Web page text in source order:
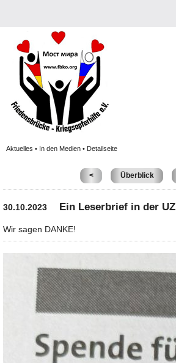
Aktuelles • In den Medien • Detailseite
< Überblick
30.10.2023 Ein Leserbrief in der UZ
Wir sagen DANKE!